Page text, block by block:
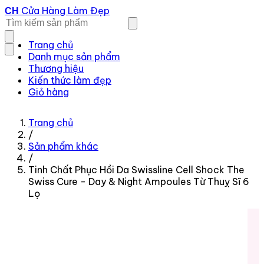
CH Cửa Hàng Làm Đẹp
Trang chủ
Danh mục sản phẩm
Thương hiệu
Kiến thức làm đẹp
Giỏ hàng
Trang chủ
/
Sản phẩm khác
/
Tinh Chất Phục Hồi Da Swissline Cell Shock The
Swiss Cure - Day & Night Ampoules Từ Thuỵ Sĩ 6
Lọ